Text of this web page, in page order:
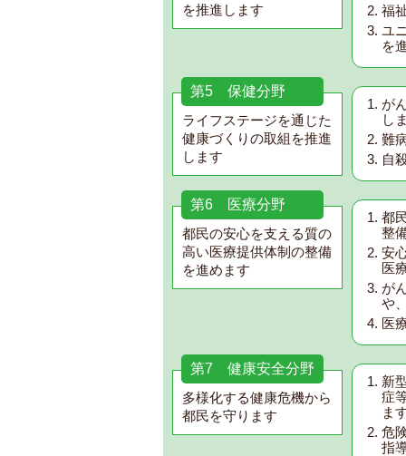
を推進します
福
ユ
を
第5 保健分野
ライフステージを通じた
健康づくりの取組を推進
します
が
し
難
自
第6 医療分野
都民の安心を支える質の
高い医療提供体制の整備
を進めます
都
整
安
医
が
や
医
第7 健康安全分野
多様化する健康危機から
都民を守ります
新
症
ま
危
指